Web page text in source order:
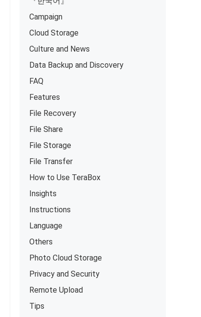
Campaign
Cloud Storage
Culture and News
Data Backup and Discovery
FAQ
Features
File Recovery
File Share
File Storage
File Transfer
How to Use TeraBox
Insights
Instructions
Language
Others
Photo Cloud Storage
Privacy and Security
Remote Upload
Tips